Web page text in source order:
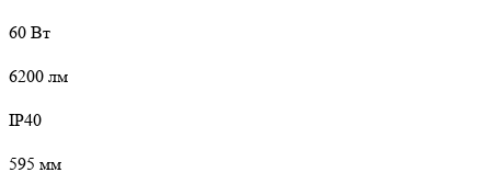
60 Вт
6200 лм
IP40
595 мм